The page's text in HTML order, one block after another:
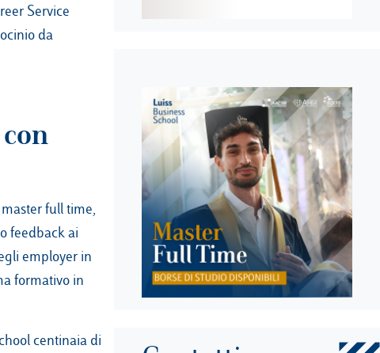
Service
da
full time,
feedback ai
employer in
formativo in
centinaia di